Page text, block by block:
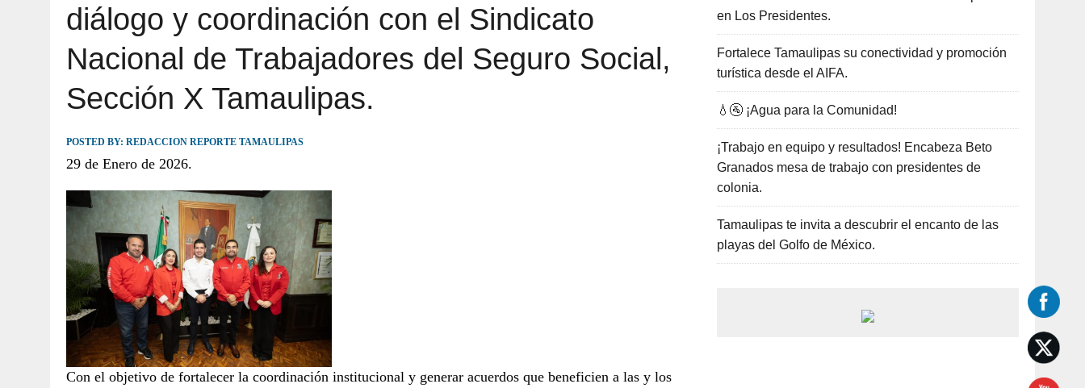
JULIO 30, 2026 TAMAULIPAS TE INVITA A DESCUBRIR EL ENCANTO DE LAS PLAYAS DEL GOLFO DE MÉXICO.
diálogo y coordinación con el Sindicato
Nacional de Trabajadores del Seguro Social,
Sección X Tamaulipas.
POSTED BY: REDACCION REPORTE TAMAULIPAS
29 de Enero de 2026.
Con el objetivo de fortalecer la coordinación institucional y generar acuerdos que beneficien a las y los
en Los Presidentes.
Fortalece Tamaulipas su conectividad y promoción
turística desde el AIFA.
💧🚰 ¡Agua para la Comunidad!
¡Trabajo en equipo y resultados! Encabeza Beto
Granados mesa de trabajo con presidentes de
colonia.
Tamaulipas te invita a descubrir el encanto de las
playas del Golfo de México.